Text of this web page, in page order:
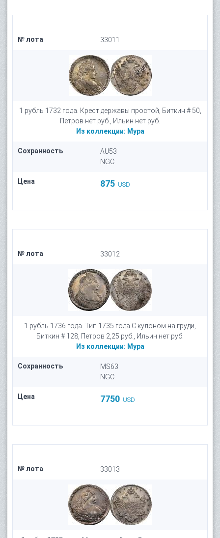
№ лота 33011
1 рубль 1732 года. Крест державы простой, Биткин # 50,
Петров нет руб., Ильин нет руб.
Из коллекции: Мура
Сохранность
AU53
NGC
Цена 875 USD
№ лота 33012
1 рубль 1736 года. Тип 1735 года С кулоном на груди,
Биткин # 128, Петров 2,25 руб., Ильин нет руб.
Из коллекции: Мура
Сохранность
MS63
NGC
Цена 7750 USD
№ лота 33013